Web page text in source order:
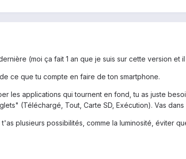
(moi ça fait 1 an que je suis sur cette version et
ce que tu compte en faire de ton smartphone.
les applications qui tournent en fond, tu as juste
(Téléchargé, Tout, Carte SD, Exécution). Vas
plusieurs possibilités, comme la luminosité, éviter